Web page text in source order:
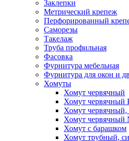
Заклепки
Метрический крепеж
Перфорированный
Саморезы
Такелаж
Труба профильная
Фасовка
Фурнитура мебельная
Фурнитура для окон и
Хомуты
Хомут червячный
Хомут червячный
Хомут червячный,
Хомут червячный
Хомут с барашком
Хомут трубный,